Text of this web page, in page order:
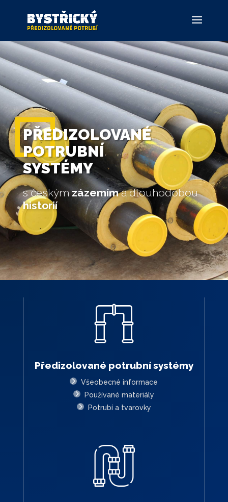
PŘEDIZOLOVANÉ
POTRUBNÍ
SYSTÉMY
s českýmzázemíma dlouhodobou
historií
Předizolované potrubní systémy
Všeobecné informace
Používané materiály
Potrubí a tvarovky